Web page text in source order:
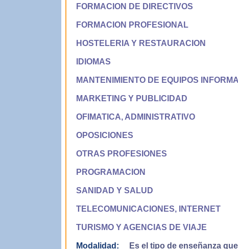
FORMACION DE DIRECTIVOS
FORMACION PROFESIONAL
HOSTELERIA Y RESTAURACION
IDIOMAS
MANTENIMIENTO DE EQUIPOS
MARKETING Y PUBLICIDAD
OFIMATICA, ADMINISTRATIVO
OPOSICIONES
OTRAS PROFESIONES
PROGRAMACION
SANIDAD Y SALUD
TELECOMUNICACIONES, INTERNET
TURISMO Y AGENCIAS DE VIAJE
Modalidad: Es el tipo de enseñanza